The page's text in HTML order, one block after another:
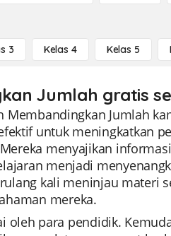
3 Kelas 4 Kelas 5
Jumlah gratis
Jumlah
untuk meningkatkan
menyajikan
menjadi
kali meninjau materi
mereka.
oleh para pendidik.